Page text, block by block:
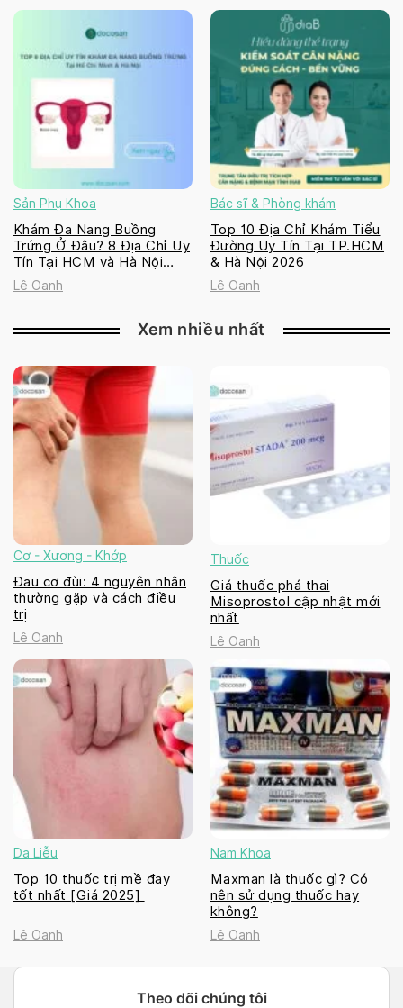
Sản Phụ Khoa
Khám Đa Nang Buồng
Trứng Ở Đâu? 8 Địa Chỉ Uy
Tín Tại HCM và Hà Nội
2026
Lê Oanh
Bác sĩ & Phòng khám
Top 10 Địa Chỉ Khám Tiểu
Đường Uy Tín Tại TP.HCM
& Hà Nội 2026
Lê Oanh
Xem nhiều nhất
Cơ - Xương - Khớp
Đau cơ đùi: 4 nguyên nhân
thường gặp và cách điều
trị
Lê Oanh
Thuốc
Giá thuốc phá thai
Misoprostol cập nhật mới
nhất
Lê Oanh
Da Liễu
Top 10 thuốc trị mề đay
tốt nhất [Giá 2025]
Lê Oanh
Nam Khoa
Maxman là thuốc gì? Có
nên sử dụng thuốc hay
không?
Lê Oanh
Theo dõi chúng tôi